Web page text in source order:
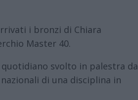
i bronzi di Chiara
Master 40.
svolto in palestra da
di una disciplina in